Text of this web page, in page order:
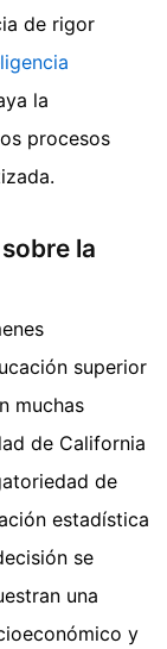
de rigor
la
procesos
la
superior
muchas
de California
de
estadística
se
una
y